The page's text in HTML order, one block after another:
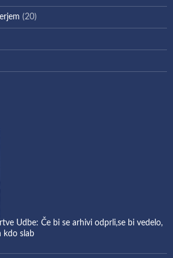
(20)
Udbe: Če bi se arhivi odprli,se bi vedelo,
kdo slab